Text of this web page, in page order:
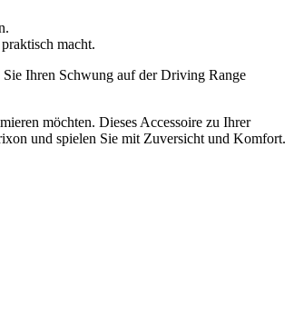
macht.
Ihren Schwung auf der Driving Range
möchten. Dieses Accessoire zu Ihrer
und spielen Sie mit Zuversicht und Komfort.